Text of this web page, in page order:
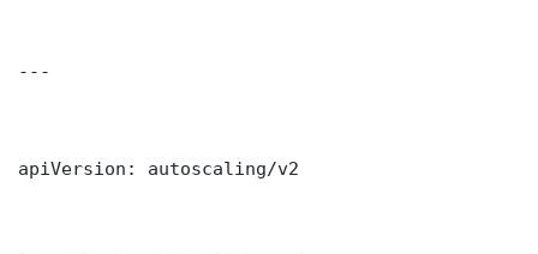
---
apiVersion: autoscaling/v2